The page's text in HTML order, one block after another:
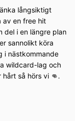
långsiktigt
av en free hit
del i en längre plan
sannolikt köra
i nästkommande
wildcard-lag och
så hörs vi 👊.